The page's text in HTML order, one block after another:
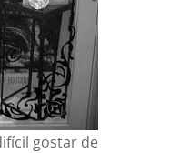
gostar de